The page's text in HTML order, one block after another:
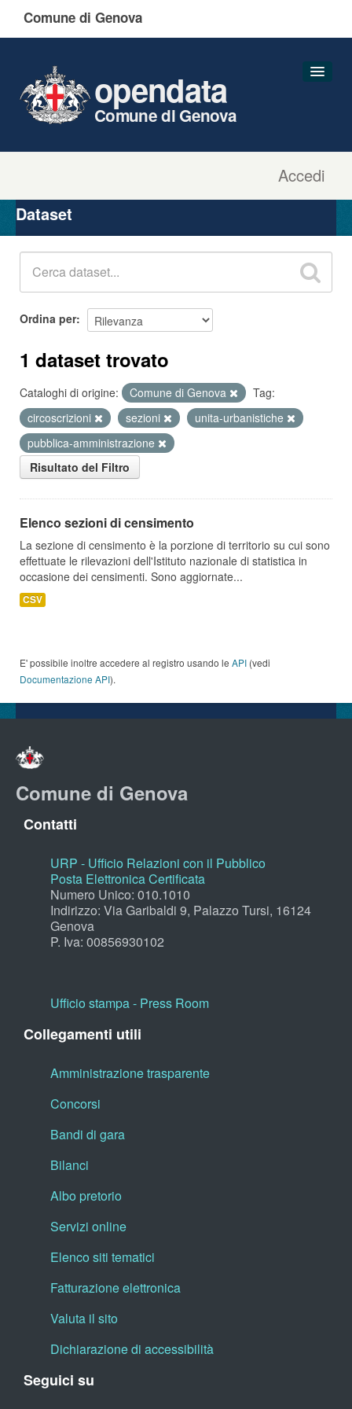
Comune di Genova
Accedi
opendata
Comune di Genova
Organizzazioni
Gruppi
Dataset
Ordina per
1 dataset trovato
Cataloghi di origine: Comune di Genova
Tag:
circoscrizioni
sezioni
unita-urbanistiche
pubblica-amministrazione
Risultato del Filtro
Elenco sezioni di censimento
La sezione di censimento è la porzione di territorio su cui sono
effettuate le rilevazioni dell'Istituto nazionale di statistica in
occasione dei censimenti. Sono aggiornate...
CSV
E' possibile inoltre accedere al registro usando le API (vedi
Documentazione API).
Comune di Genova
Contatti
URP - Ufficio Relazioni con il Pubblico
Posta Elettronica Certificata
Numero Unico: 010.1010
Indirizzo: Via Garibaldi 9, Palazzo Tursi, 16124
Genova
P. Iva: 00856930102
Ufficio stampa - Press Room
Collegamenti utili
Amministrazione trasparente
Concorsi
Bandi di gara
Bilanci
Albo pretorio
Servizi online
Elenco siti tematici
Fatturazione elettronica
Valuta il sito
Dichiarazione di accessibilità
Seguici su